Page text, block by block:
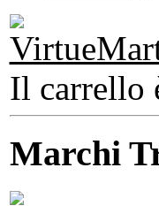
Il carrello
Marchi